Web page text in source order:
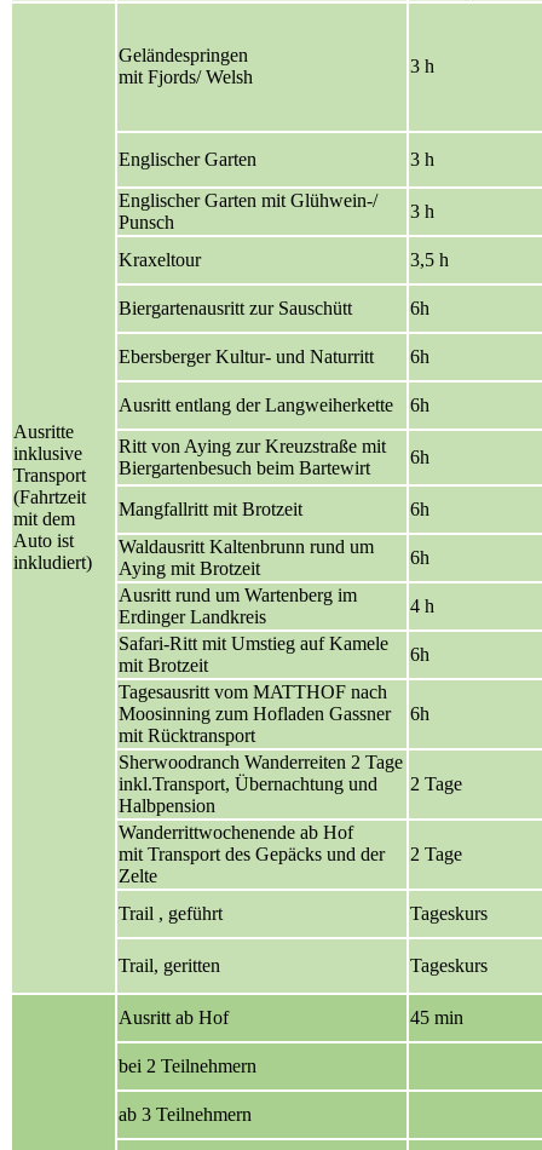
Ausritte
inklusive
Transport
(Fahrtzeit
mit dem
Auto ist
inkludiert)
Geländespringen
mit Fjords/ Welsh
3 h
Englischer Garten
3 h
Englischer Garten mit Glühwein-/
Punsch
3 h
Kraxeltour 3,5 h
Biergartenausritt zur Sauschütt 6h
Ebersberger Kultur- und Naturritt 6h
Ausritt entlang der Langweiherkette
6h
Ritt von Aying zur Kreuzstraße mit
Biergartenbesuch beim Bartewirt
6h
Mangfallritt mit Brotzeit
6h
Waldausritt Kaltenbrunn rund um
Aying mit Brotzeit
6h
Ausritt rund um Wartenberg im
Erdinger Landkreis
4 h
Safari-Ritt mit Umstieg auf Kamele
mit Brotzeit
6h
Tagesausritt vom MATTHOF nach
Moosinning zum Hofladen Gassner
mit Rücktransport
6h
Sherwoodranch Wanderreiten 2 Tage
inkl.Transport, Übernachtung und
Halbpension
2 Tage
Wanderrittwochenende ab Hof
mit Transport des Gepäcks und der
Zelte
2 Tage
Trail , geführt Tageskurs
Trail, geritten Tageskurs
Ausritt ab Hof 45 min
bei 2 Teilnehmern
ab 3 Teilnehmern